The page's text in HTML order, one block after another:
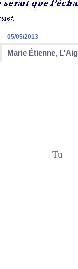
05/05/2013
Marie Étienne,
Tu
qui